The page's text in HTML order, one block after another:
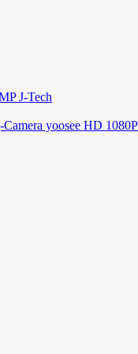
J-Tech
yoosee HD